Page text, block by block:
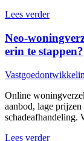
Lees verder
Neo-
erin te stappen?
Online
aanbod, lage
schadeafhandeling.
Lees verder